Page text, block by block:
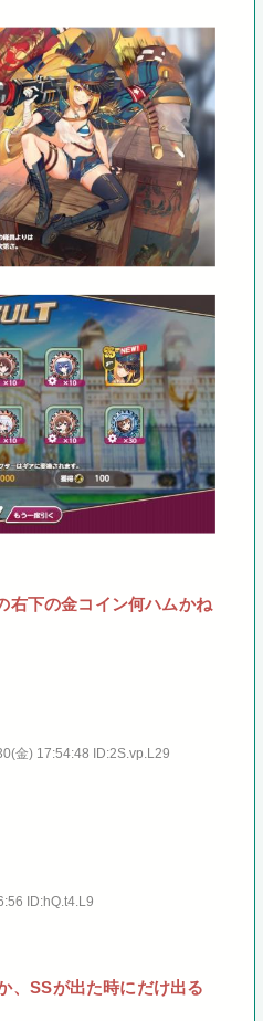
右下の金コイン何ハムかね
金) 17:54:48 ID:2S.vp.L29
ID:hQ.t4.L9
、SSが出た時にだけ出る